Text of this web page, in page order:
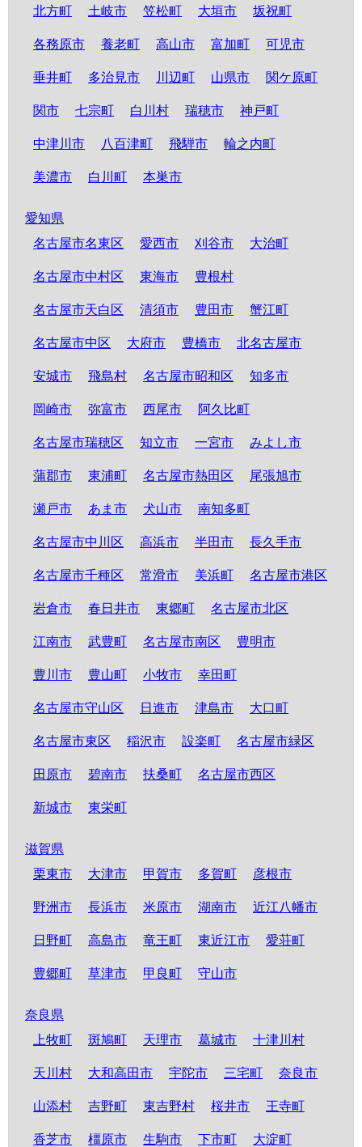
北方町 土岐市 笠松町 大垣市 坂祝町
各務原市 養老町 高山市 富加町 可児市
垂井町 多治見市 川辺町 山県市 関ケ原町
関市 七宗町 白川村 瑞穂市 神戸町
中津川市 八百津町 飛騨市 輪之内町
美濃市 白川町 本巣市
愛知県
名古屋市名東区
愛西市 刈谷市 大治町
名古屋市中村区 東海市 豊根村
名古屋市天白区 清須市 豊田市 蟹江町
名古屋市中区 大府市 豊橋市 北名古屋市
安城市 飛島村 名古屋市昭和区 知多市
岡崎市 弥富市 西尾市 阿久比町
名古屋市瑞穂区 知立市 一宮市 みよし市
蒲郡市 東浦町 名古屋市熱田区 尾張旭市
瀬戸市 あま市 犬山市 南知多町
名古屋市中川区 高浜市 半田市 長久手市
名古屋市千種区 常滑市 美浜町 名古屋市港区
岩倉市 春日井市 東郷町 名古屋市北区
江南市 武豊町 名古屋市南区 豊明市
豊川市 豊山町 小牧市 幸田町
名古屋市守山区 日進市 津島市 大口町
名古屋市東区 稲沢市 設楽町 名古屋市緑区
田原市 碧南市 扶桑町 名古屋市西区
新城市 東栄町
滋賀県
栗東市
大津市 甲賀市 多賀町 彦根市
野洲市 長浜市 米原市 湖南市 近江八幡市
日野町 高島市 竜王町 東近江市 愛荘町
豊郷町 草津市 甲良町 守山市
奈良県
上牧町
斑鳩町 天理市 葛城市 十津川村
天川村 大和高田市 宇陀市 三宅町 奈良市
山添村 吉野町 東吉野村 桜井市 王寺町
香芝市 橿原市 生駒市 下市町 大淀町